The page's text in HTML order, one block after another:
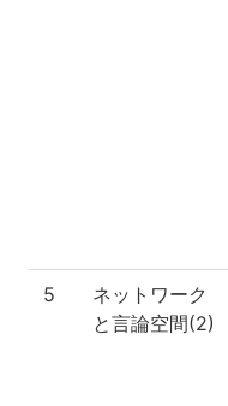
5
ネットワーク
と言論空間(2)